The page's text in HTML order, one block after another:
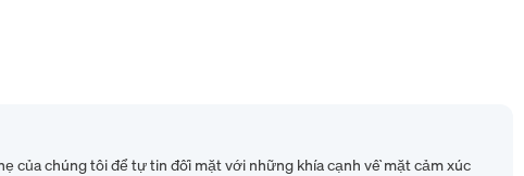
của chúng tôi để tự tin đối mặt với những khía cạnh về mặt cảm xúc